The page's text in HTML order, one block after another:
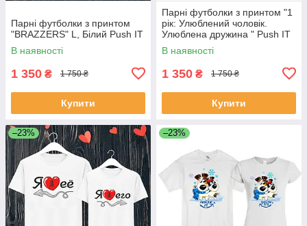
Парні футболки з принтом
"BRAZZERS" L, Білий Push IT
В наявності
1 350 ₴ 1 750 ₴
Купити
Парні футболки з принтом "1
рік: Улюблений чоловік.
Улюблена дружина " Push IT
В наявності
1 350 ₴ 1 750 ₴
Купити
–23% –23%